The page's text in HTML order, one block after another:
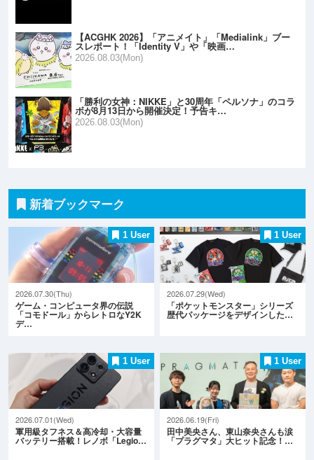
【ACGHK 2026】「アニメイト」「Medialink」ブー
スレポート！「Identity V」や「映画…
2026.08.03(Mon)
「勝利の女神：NIKKE」と30周年「ペルソナ」のコラ
ボが8月13日から開催決定！予告キ…
2026.08.03(Mon)
新着ブックマーク
1 User
2026.07.30(Thu)
ゲーム・コンピュータ界の伝説
「コモドール」からレトロなY2K
デ…
1 User
2026.07.29(Wed)
「ポケットモンスター」シリーズ
歴代パッケージをデザインした…
1 User
2026.07.01(Wed)
軍用級タフネス＆高冷却・大容量
バッテリー搭載！レノボ「Legio…
1 User
2026.06.19(Fri)
田中美央さん、東山奈央さんも涙
「プラグマタ」大ヒット記念！…